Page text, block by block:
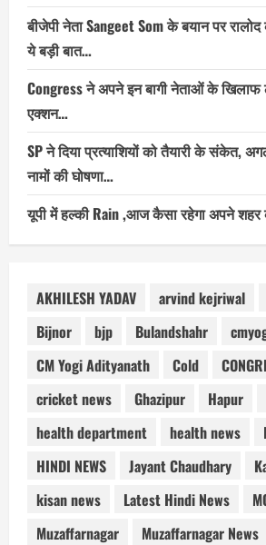
बीजेपी नेता Sangeet Som के बयान पर
ये बड़ी बात…
Congress ने अपने इन बागी नेताओं के खिलाफ
एक्शन…
SP ने दिया प्रत्याशियों को तैयारी के संकेत,
नामों की घोषणा…
यूपी में हल्की Rain ,आज कैसा रहेगा अपने शहर
AKHILESH YADAV arvind kejriwal
Bijnor
bjp Bulandshahr
CM Yogi Adityanath
Cold
cricket news
Ghazipur Hapur
health department
health news
HINDI NEWS
Jayant Chaudhary
kisan news
Latest Hindi News
Muzaffarnagar
Muzaffarnagar News